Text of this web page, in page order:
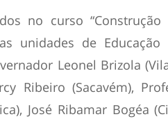
no curso
unidades de
Leonel Brizola
Ribeiro (Sacavém),
José Ribamar Bogéa